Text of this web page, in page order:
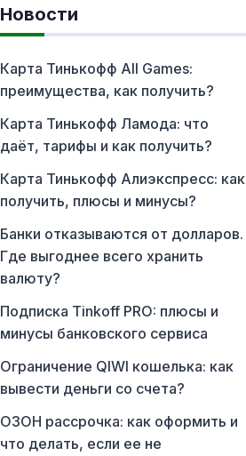
Новости
Карта Тинькофф All Games:
преимущества, как получить?
Карта Тинькофф Ламода: что
даёт, тарифы и как получить?
Карта Тинькофф Алиэкспресс: как
получить, плюсы и минусы?
Банки отказываются от долларов.
Где выгоднее всего хранить
валюту?
Подписка Tinkoff PRO: плюсы и
минусы банковского сервиса
Ограничение QIWI кошелька: как
вывести деньги со счета?
ОЗОН рассрочка: как оформить и
что делать, если ее не